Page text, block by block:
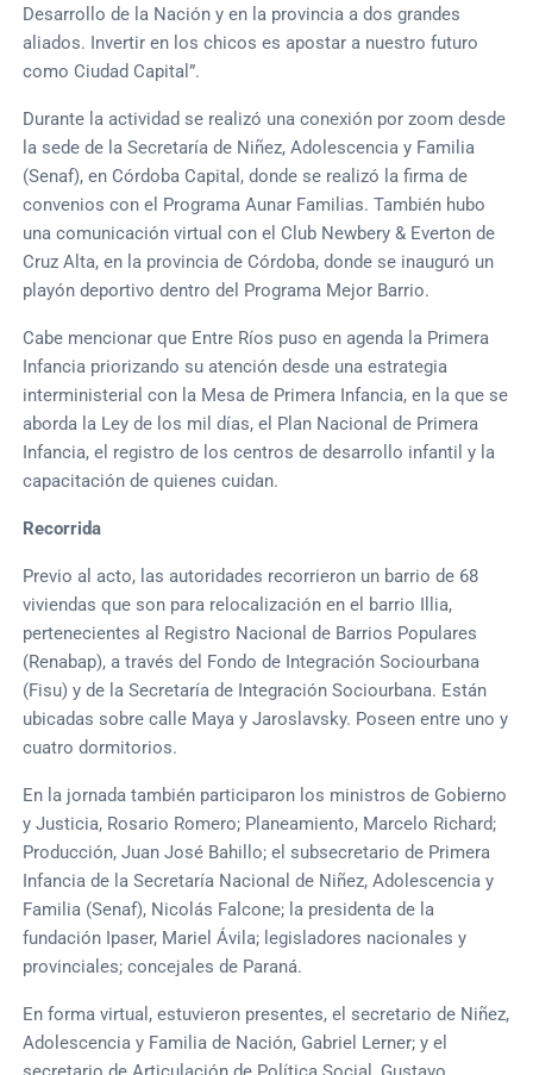
Desarrollo de la Nación y en la provincia a dos grandes
aliados. Invertir en los chicos es apostar a nuestro futuro
como Ciudad Capital”.
Durante la actividad se realizó una conexión por zoom desde
la sede de la Secretaría de Niñez, Adolescencia y Familia
(Senaf), en Córdoba Capital, donde se realizó la firma de
convenios con el Programa Aunar Familias. También hubo
una comunicación virtual con el Club Newbery & Everton de
Cruz Alta, en la provincia de Córdoba, donde se inauguró un
playón deportivo dentro del Programa Mejor Barrio.
Cabe mencionar que Entre Ríos puso en agenda la Primera
Infancia priorizando su atención desde una estrategia
interministerial con la Mesa de Primera Infancia, en la que se
aborda la Ley de los mil días, el Plan Nacional de Primera
Infancia, el registro de los centros de desarrollo infantil y la
capacitación de quienes cuidan.
Recorrida
Previo al acto, las autoridades recorrieron un barrio de 68
viviendas que son para relocalización en el barrio Illia,
pertenecientes al Registro Nacional de Barrios Populares
(Renabap), a través del Fondo de Integración Sociourbana
(Fisu) y de la Secretaría de Integración Sociourbana. Están
ubicadas sobre calle Maya y Jaroslavsky. Poseen entre uno y
cuatro dormitorios.
En la jornada también participaron los ministros de Gobierno
y Justicia, Rosario Romero; Planeamiento, Marcelo Richard;
Producción, Juan José Bahillo; el subsecretario de Primera
Infancia de la Secretaría Nacional de Niñez, Adolescencia y
Familia (Senaf), Nicolás Falcone; la presidenta de la
fundación Ipaser, Mariel Ávila; legisladores nacionales y
provinciales; concejales de Paraná.
En forma virtual, estuvieron presentes, el secretario de Niñez,
Adolescencia y Familia de Nación, Gabriel Lerner; y el